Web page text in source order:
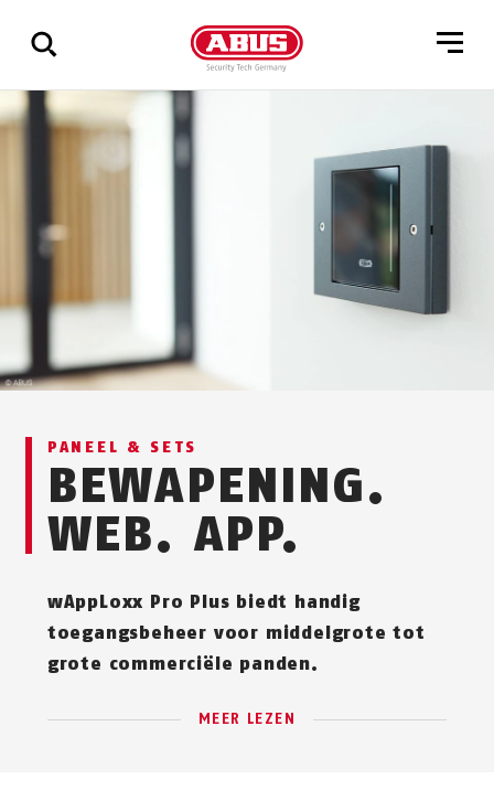
Geef
resultaten
PANEEL & SETS
BEWAPENING.
WEB. APP.
wAppLoxx Pro Plus biedt handig
toegangsbeheer voor middelgrote tot
grote commerciële panden.
MEER LEZEN